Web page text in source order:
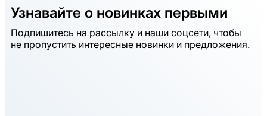
Узнавайте о новинках первыми
Подпишитесь на рассылку и наши соцсети, чтобы
не пропустить интересные новинки и предложения.